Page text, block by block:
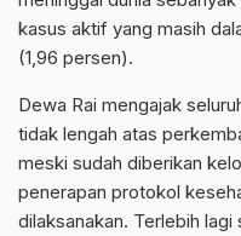
kasus aktif yang masih
(1,96 persen).
Dewa Rai mengajak
tidak lengah atas
meski sudah diberikan
penerapan protokol
dilaksanakan. Terlebih